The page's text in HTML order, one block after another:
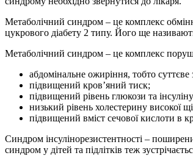
Метаболічний синдром – це комплекс
цукрового діабету 2 типу. Його ще
Метаболічний синдром – це комплекс
абдомінальне ожиріння, тобто
підвищений кров’яний тиск;
підвищений рівень глюкози та
низький рівень холестерину високої
підвищений вміст сечової кислоти в
Синдром інсулінорезистентності –
синдром у дітей та підлітків теж